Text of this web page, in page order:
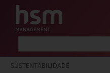
SUSTENTABILIDADE